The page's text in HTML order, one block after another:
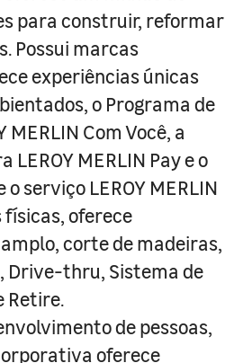
para construir, reformar
Possui marcas
experiências únicas
o Programa de
MERLIN Com Você, a
LEROY MERLIN Pay e o
o serviço LEROY MERLIN
oferece
corte de madeiras,
Drive-thru, Sistema de
Retire.
de pessoas,
oferece